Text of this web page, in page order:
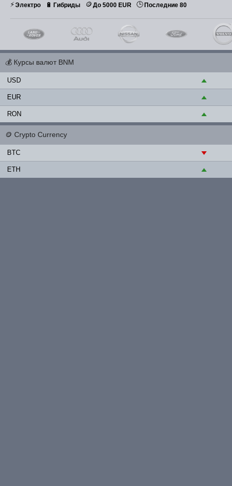
⚡Электро 🔋 Гибриды 🪙 До 5000 EUR 🕒 Последние 80
💰 Курсы валют BNM
USD ▲
EUR ▲
RON ▲
🪙 Crypto Currency
BTC ▼
ETH ▲